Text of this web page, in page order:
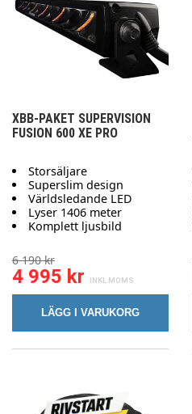
XBB-PAKET SUPERVISION
FUSION 600 XE PRO
Storsäljare
Superslim design
Världsledande LED
Lyser 1406 meter
Komplett ljusbild
6 190 kr
4 995 kr
LÄGG I VARUKORG